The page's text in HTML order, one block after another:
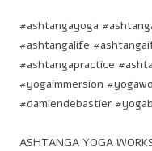
#ashtangayoga
#ashtangalife
#ashtangapractice
#yogaimmersion
#damiendebastier
ASHTANGA YOGA